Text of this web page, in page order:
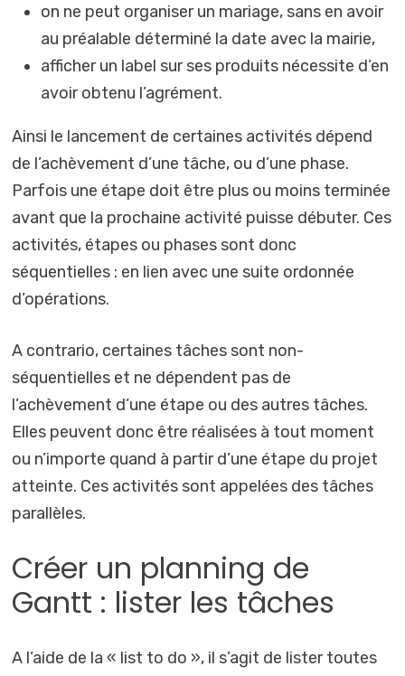
on ne peut organiser un mariage, sans en avoir
au préalable déterminé la date avec la mairie,
afficher un label sur ses produits nécessite d’en
avoir obtenu l’agrément.
Ainsi le lancement de certaines activités dépend
de l’achèvement d’une tâche, ou d’une phase.
Parfois une étape doit être plus ou moins terminée
avant que la prochaine activité puisse débuter. Ces
activités, étapes ou phases sont donc
séquentielles : en lien avec une suite ordonnée
d’opérations.
A contrario, certaines tâches sont non-
séquentielles et ne dépendent pas de
l’achèvement d’une étape ou des autres tâches.
Elles peuvent donc être réalisées à tout moment
ou n’importe quand à partir d’une étape du projet
atteinte. Ces activités sont appelées des tâches
parallèles.
Créer un planning de
Gantt : lister les tâches
A l’aide de la « list to do », il s’agit de lister toutes